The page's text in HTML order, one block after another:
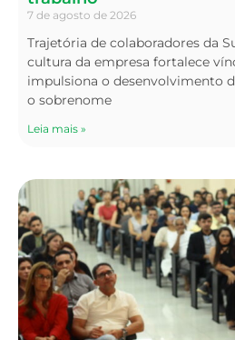
7 de agosto de 2026
Trajetória de colaboradores da
cultura da empresa fortalece
impulsiona o desenvolvimento
o sobrenome
Leia mais »